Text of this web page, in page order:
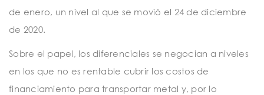
de enero, un nivel al que se movió el 24 de diciembre
de 2020.
Sobre el papel, los diferenciales se negocian a niveles
en los que no es rentable cubrir los costos de
financiamiento para transportar metal y, por lo